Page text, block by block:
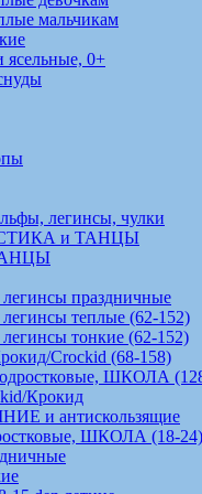
мальчикам
0+
легинсы, чулки
и ТАНЦЫ
легинсы праздничные
теплые (62-152)
тонкие (62-152)
Crockid (68-158)
ШКОЛА
Крокид
и антискользящие
ШКОЛА (18-24)